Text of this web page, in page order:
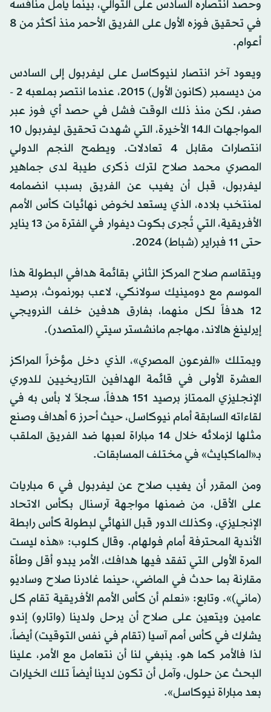
وحصد انتصاره السادس على التوالي، بينما يأمل منافسه
في تحقيق فوزه الأول على الفريق الأحمر منذ أكثر من 8
أعوام.
ويعود آخر انتصار لنيوكاسل على ليفربول إلى السادس
من ديسمبر (كانون الأول) 2015، عندما انتصر بملعبه 2 -
صفر، لكن منذ ذلك الوقت فشل في حصد أي فوز عبر
المواجهات الـ14 الأخيرة، التي شهدت تحقيق ليفربول 10
انتصارات مقابل 4 تعادلات. ويطمح النجم الدولي
المصري محمد صلاح لترك ذكرى طيبة لدى جماهير
ليفربول، قبل أن يغيب عن الفريق بسبب انضمامه
لمنتخب بلاده، الذي يستعد لخوض نهائيات كأس الأمم
الأفريقية، التي تُجرى بكوت ديفوار في الفترة من 13 يناير
حتى 11 فبراير (شباط) 2024.
ويتقاسم صلاح المركز الثاني بقائمة هدافي البطولة هذا
الموسم مع دومينيك سولانكي، لاعب بورنموث، برصيد
12 هدفاً لكل منهما، بفارق هدفين خلف النرويجي
إيرلينغ هالاند، مهاجم مانشستر سيتي (المتصدر).
ويمتلك «الفرعون المصري»، الذي دخل مؤخراً المراكز
العشرة الأولى في قائمة الهدافين التاريخيين للدوري
الإنجليزي الممتاز برصيد 151 هدفاً، سجلاً لا بأس به في
لقاءاته السابقة أمام نيوكاسل، حيث أحرز 6 أهداف وصنع
مثلها لزملائه خلال 14 مباراة لعبها ضد الفريق الملقب
بـ«الماكبايث» في مختلف المسابقات.
ومن المقرر أن يغيب صلاح عن ليفربول في 6 مباريات
على الأقل، من ضمنها مواجهة آرسنال بكأس الاتحاد
الإنجليزي، وكذلك الدور قبل النهائي لبطولة كأس رابطة
الأندية المحترفة أمام فولهام. وقال كلوب: «هذه ليست
المرة الأولى التي تفقد فيها هدافك، الأمر يبدو أقل وطأة
مقارنة بما حدث في الماضي، حينما غادرنا صلاح وساديو
(ماني)». وتابع: «نعلم أن كأس الأمم الأفريقية تقام كل
عامين ويتعين على صلاح أن يرحل ولدينا (واتارو) إندو
يشارك في كأس أمم آسيا (تقام في نفس التوقيت) أيضاً،
لذا فالأمر كما هو. ينبغي لنا أن نتعامل مع الأمر، علينا
البحث عن حلول، وآمل أن تكون لدينا أيضاً تلك الخيارات
بعد مباراة نيوكاسل».